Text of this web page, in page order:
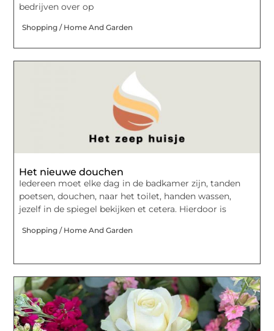
bedrijven over op
Shopping / Home And Garden
Het nieuwe douchen
Iedereen moet elke dag in de badkamer zijn, tanden
poetsen, douchen, naar het toilet, handen wassen,
jezelf in de spiegel bekijken et cetera. Hierdoor is
Shopping / Home And Garden